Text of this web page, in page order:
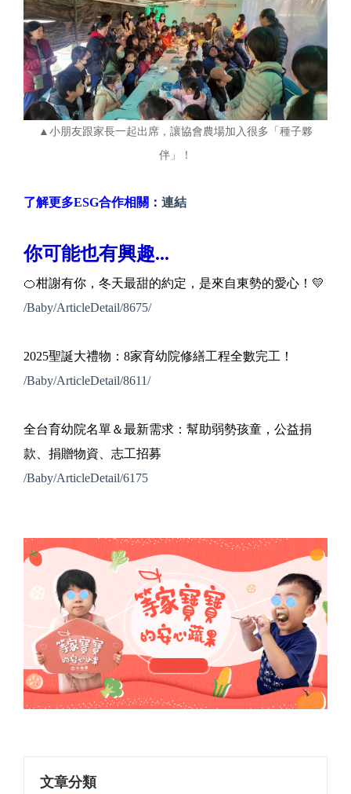
▲小朋友跟家長一起出席，讓協會農場加入很多「種子夥
伴」！
了解更多ESG合作相關： 連結
你可能也有興趣...
🍊柑謝有你，冬天最甜的約定，是來自東勢的愛心！💛
/Baby/ArticleDetail/8675/
2025聖誕大禮物：8家育幼院修繕工程全數完工！
/Baby/ArticleDetail/8611/
全台育幼院名單＆最新需求：幫助弱勢孩童，公益捐
款、捐贈物資、志工招募
/Baby/ArticleDetail/6175
文章分類